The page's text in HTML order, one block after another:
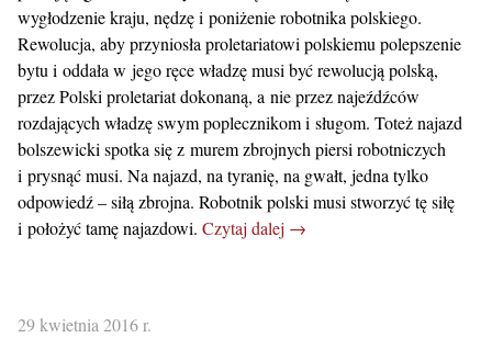
wygłodzenie kraju, nędzę i poniżenie robotnika polskiego.
Rewolucja, aby przyniosła proletariatowi polskiemu polepszenie
bytu i oddała w jego ręce władzę musi być rewolucją polską,
przez Polski proletariat dokonaną, a nie przez najeźdźców
rozdających władzę swym poplecznikom i sługom. Toteż najazd
bolszewicki spotka się z murem zbrojnych piersi robotniczych
i prysnąć musi. Na najazd, na tyranię, na gwałt, jedna tylko
odpowiedź – siłą zbrojna. Robotnik polski musi stworzyć tę siłę
i położyć tamę najazdowi. Czytaj dalej →
29 kwietnia 2016 r.